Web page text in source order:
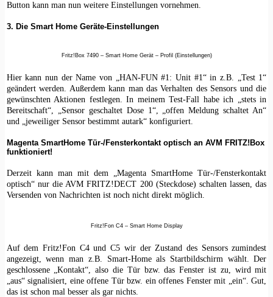
Button kann man nun weitere Einstellungen vornehmen.
3. Die Smart Home Geräte-Einstellungen
Fritz!Box 7490 – Smart Home Gerät – Profil (Einstellungen)
Hier kann nun der Name von „HAN-FUN #1: Unit #1“ in z.B. „Test 1“
geändert werden. Außerdem kann man das Verhalten des Sensors und die
gewünschten Aktionen festlegen. In meinem Test-Fall habe ich „stets in
Bereitschaft“, „Sensor geschaltet Dose 1“, „offen Meldung schaltet An“
und „jeweiliger Sensor bestimmt autark“ konfiguriert.
Magenta SmartHome Tür-/Fensterkontakt optisch an AVM FRITZ!Box
funktioniert!
Derzeit kann man mit dem „Magenta SmartHome Tür-/Fensterkontakt
optisch“ nur die AVM FRITZ!DECT 200 (Steckdose) schalten lassen, das
Versenden von Nachrichten ist noch nicht direkt möglich.
Fritz!Fon C4 – Smart Home Display
Auf dem Fritz!Fon C4 und C5 wir der Zustand des Sensors zumindest
angezeigt, wenn man z.B. Smart-Home als Startbildschirm wählt. Der
geschlossene „Kontakt“, also die Tür bzw. das Fenster ist zu, wird mit
„aus“ signalisiert, eine offene Tür bzw. ein offenes Fenster mit „ein“. Gut,
das ist schon mal besser als gar nichts.